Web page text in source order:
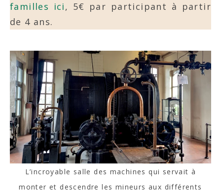
familles ici, 5€ par participant à partir
de 4 ans.
L’incroyable salle des machines qui servait à
monter et descendre les mineurs aux différents